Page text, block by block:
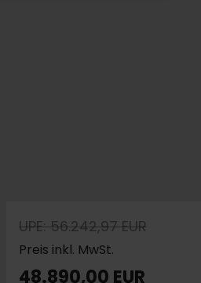
UPE: 56.242,97 EUR
Preis inkl. MwSt.
48.890,00 EUR